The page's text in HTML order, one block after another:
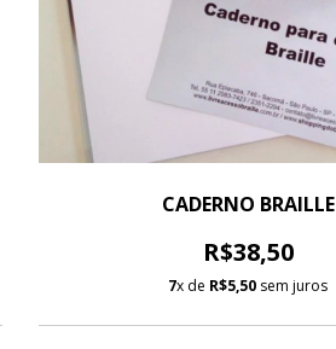
CADERNO BRAILLE
R$38,50
7x de R$5,50 sem juros